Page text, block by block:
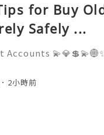
for Buy
Safely ...
Accounts
2小時前